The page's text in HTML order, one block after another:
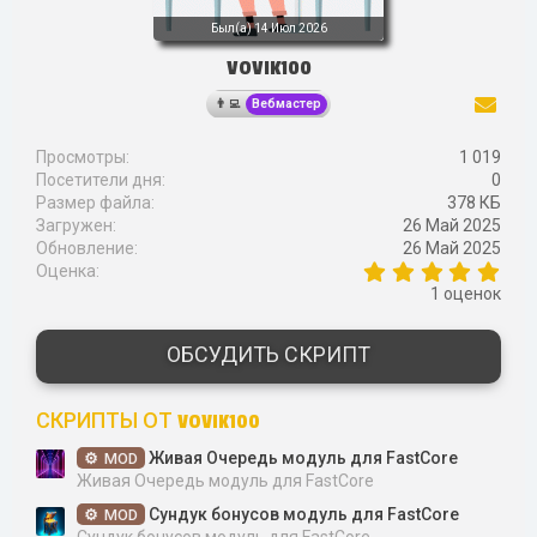
Был(а)14 Июл 2026
VOVIK100
Вебмастер
Просмотры
1 019
Посетители дня
0
Размер файла
378 КБ
Загружен
26 Май 2025
Обновление
26 Май 2025
Оценка
,
з
в
1 оценок
ОБСУДИТЬ СКРИПТ
СКРИПТЫ ОТ VOVIK100
MOD
Живая Очередь модуль для FastCore
Живая Очередь модуль для FastCore
MOD
Сундук бонусов модуль для FastCore